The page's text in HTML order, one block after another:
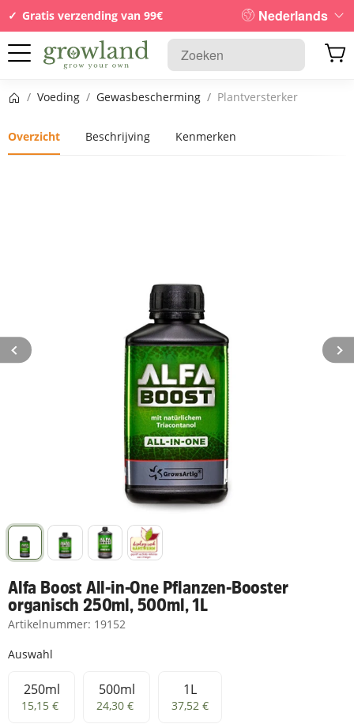
Gratis verzending van 99€ Nederlands
Startpagina
/ Voeding / Gewasbescherming / Plantversterker
Overzicht Beschrijving Kenmerken
Alfa Boost All-in-One Pflanzen-Booster
organisch 250ml, 500ml, 1L
Artikelnummer: 19152
Auswahl
250ml
250ml
15,15 €
500ml
500ml
24,30 €
1L
1L
37,52 €